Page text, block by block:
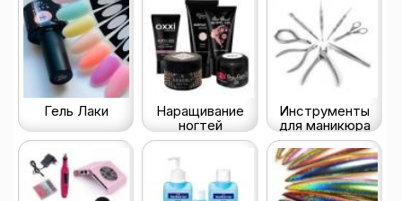
Гель Лаки
Наращивание
ногтей
Инструменты
для маникюра